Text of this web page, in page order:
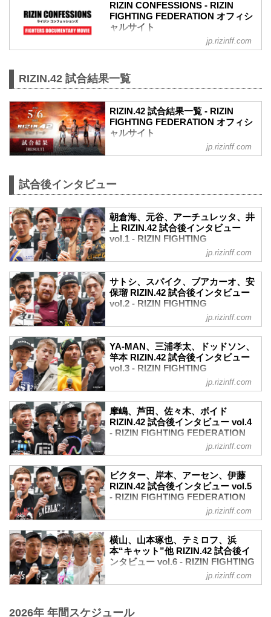
RIZIN CONFESSIONS - RIZIN
FIGHTING FEDERATION オフィシ
ャルサイト
RIZIN CONFESSIONS の記事一覧 - 格闘
イジン ファイティング フェデレーショ
ン）の情報・加盟団体について発信して
いきます。
jp.rizinff.com
RIZIN.42 試合結果一覧
RIZIN.42 試合結果一覧 - RIZIN
FIGHTING FEDERATION オフィシ
ャルサイト
第13試合／朝倉海 vs. 元谷友貴
3R 2分25秒 KO（スタンドでの膝打撃）
≫ 試合結果詳細
第12試合／井上直樹 vs. フアン・アーチ
ュレッタ
RIZIN MMAルール：5分 3R（61.0kg）
（LOSE）井上直樹 vs. フアン・アーチュ
3R 判定 （0-3）
≫ 試合結果詳細
第11試合／ホベルト・サトシ・ソウザ
vs. スパイク・カーライル
RIZI...
jp.rizinff.com
試合後インタビュー
朝倉海、元谷、アーチュレッタ、井
上 RIZIN.42 試合後インタビュー
vol.1 - RIZIN FIGHTING
FEDERATION オフィシャルサイト
れたRIZIN.42の出場選手たちの試合後イ
ンタビューを公開！
朝倉海「最高の勝ち方ができたし、今日
朝倉海 試合後インタビュー / RIZIN.42
youtu.be
ーー試合後の率直な感想をお聞かせいた
だけますか。
海 めちゃくちゃ嬉しいですね、最高の勝
ち方ができたし、1年5ヶ月ぶりの試合
で、ずっと怪我でできなかったので、今
日は本当に楽しかったです。
ーーKO勝利でワーっと観客が沸いていた
声を久しぶりに聞いてどう思いました
か？...
jp.rizinff.com
サトシ、スパイク、ブアカーオ、安
保瑠 RIZIN.42 試合後インタビュー
vol.2 - RIZIN FIGHTING
FEDERATION オフィシャルサイト
れたRIZIN.42の出場選手たちの試合後イ
ンタビューを公開！
ホベルト・サトシ・ソウザ「勝ってるけ
ホベルト・サトシ・ソウザ 試合後インタ
ビュー / RIZIN.42
youtu.be
ーー試合後の率直な感想をお聞かせいた
だけますか。
サトシ もちろん嬉しいね。勝ってるけ
ど、まだまだね。まだまだ直すポイント
とかミスがまだ多いから、なんか、勝っ
てるけどまだ本当に100%は嬉しくない
ね、本当に。
ーーサトシ選手は1R...
jp.rizinff.com
YA-MAN、三浦孝太、ドッドソン、
竿本 RIZIN.42 試合後インタビュー
vol.3 - RIZIN FIGHTING
FEDERATION オフィシャルサイト
れたRIZIN.42の出場選手たちの試合後イ
ンタビューを公開！
YA-MAN「あ、これがMMAか」
ーー試合後の率直な感想をお聞かせいた
だけますか。
YA-MAN 率直な感想。いやあ楽しかった
っすね。試合が。試合までも楽しかった
ですし。試合も、練習でやってきたこと
しかやってないんで。それが試合に出た
んで。「あ、これがMMAか」みたいな。
楽しかったですね。
ーーMMAデビュー戦、大歓声の中TKOで
勝利しました。リングの中から見た風景
はい...
jp.rizinff.com
摩嶋、芦田、佐々木、ボイド
RIZIN.42 試合後インタビュー vol.4
- RIZIN FIGHTING FEDERATION
れたRIZIN.42の出場選手たちの試合後イ
ンタビューを公開！
摩嶋一整「RIZINようやく1勝目なので、
ーー試合後の率直な感想をお聞かせいた
だけますか。
摩嶋 RIZINようやく1勝目なので、今ホッ
としています。
ーー摩嶋選手はおとなしい印象がありま
すが、今日の試合後は雄叫びが出まし
摩嶋 そうですね、やっぱり地元でもすご
jp.rizinff.com
ビクター、岸本、アーセン、伊藤
RIZIN.42 試合後インタビュー vol.5
- RIZIN FIGHTING FEDERATION
れたRIZIN.42の出場選手たちの試合後イ
ンタビューを公開！
ビクター・コレスニック「アリガト！今
jp.rizinff.com
横山、山本琢也、テミロフ、浜
本“キャット”他 RIZIN.42 試合後イ
ンタビュー vol.6 - RIZIN FIGHTING
FEDERATION オフィシャルサイト
ンタビューを公開！
jp.rizinff.com
2026年 年間スケジュール